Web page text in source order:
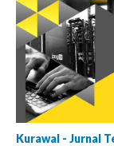
Kurawal - Jurnal